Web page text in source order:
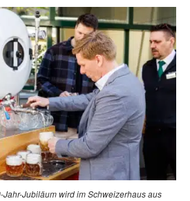
Jubiläum wird im Schweizerhaus aus